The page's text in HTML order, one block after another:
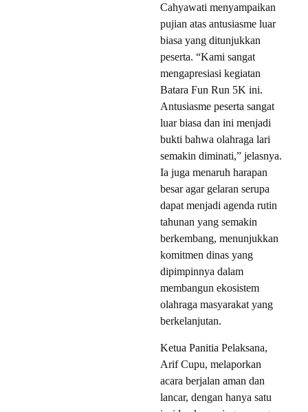
Cahyawati menyampaikan
pujian atas antusiasme luar
biasa yang ditunjukkan
peserta. “Kami sangat
mengapresiasi kegiatan
Batara Fun Run 5K ini.
Antusiasme peserta sangat
luar biasa dan ini menjadi
bukti bahwa olahraga lari
semakin diminati,” jelasnya.
Ia juga menaruh harapan
besar agar gelaran serupa
dapat menjadi agenda rutin
tahunan yang semakin
berkembang, menunjukkan
komitmen dinas yang
dipimpinnya dalam
membangun ekosistem
olahraga masyarakat yang
berkelanjutan.
Ketua Panitia Pelaksana,
Arif Cupu, melaporkan
acara berjalan aman dan
lancar, dengan hanya satu